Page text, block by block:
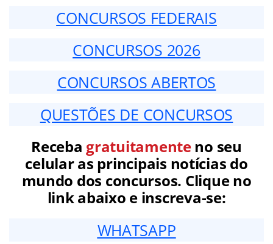
CONCURSOS FEDERAIS
CONCURSOS 2026
CONCURSOS ABERTOS
QUESTÕES DE CONCURSOS
Receba gratuitamenteno seu
celular as principais notícias do
mundo dos concursos. Clique no
link abaixo e inscreva-se:
WHATSAPP